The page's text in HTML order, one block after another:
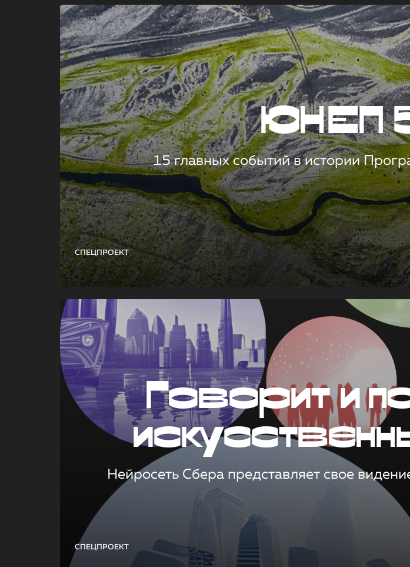
СПЕЦПРОЕКТ
ЮНЕП
15 главных событий в истории
СПЕЦПРОЕКТ
Говорит и
Нейросеть Сбера представляет свое